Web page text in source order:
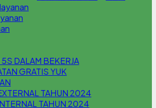
DALAM BEKERJA
GRATIS YUK
TAHUN 2024
TAHUN 2024